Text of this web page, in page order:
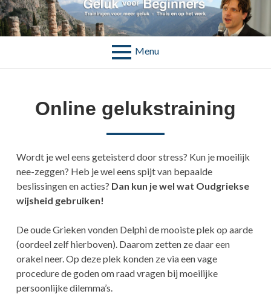
Skip
to
content
GELUK VOOR BEGINNERS
Trainingen voor meer geluk – Thuis en op het werk
Menu
Online gelukstraining
Wordt je wel eens geteisterd door stress? Kun je moeilijk
nee-zeggen? Heb je wel eens spijt van bepaalde
beslissingen en acties? Dan kun je wel wat Oudgriekse
wijsheid gebruiken!
De oude Grieken vonden Delphi de mooiste plek op aarde
(oordeel zelf hierboven). Daarom zetten ze daar een
orakel neer. Op deze plek konden ze via een vage
procedure de goden om raad vragen bij moeilijke
persoonlijke dilemma’s.